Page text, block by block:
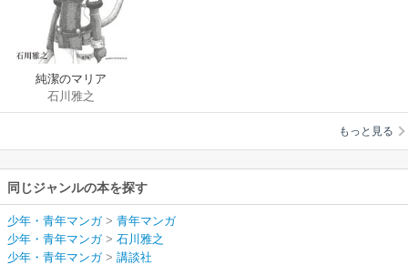
純潔のマリア
exhibition
石川雅之
もっと見る
同じジャンルの本を探す
少年・青年マンガ> 青年マンガ
少年・青年マンガ> 石川雅之
少年・青年マンガ> 講談社